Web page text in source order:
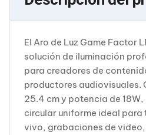
Cableado Estructurado para
Enfriamiento para Servidores
Soportes y Paneles
Sistemas Operativos para
Servidores
Soportes de Datos
Ultrium
Discos Duros / SSD / NAS
Accesorios para Discos Duros
El Aro de Luz Game Factor
solución de iluminación
para creadores de
productores audiovisuales.
25.4 cm y potencia de
circular uniforme ideal para
vivo, grabaciones de